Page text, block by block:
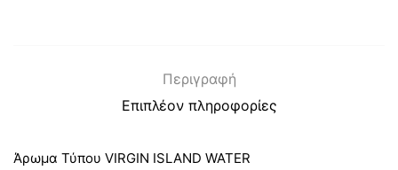
Περιγραφή
Επιπλέον πληροφορίες
Άρωμα Τύπου VIRGIN ISLAND WATER